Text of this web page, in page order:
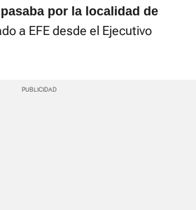
por la localidad de
a EFE desde el Ejecutivo